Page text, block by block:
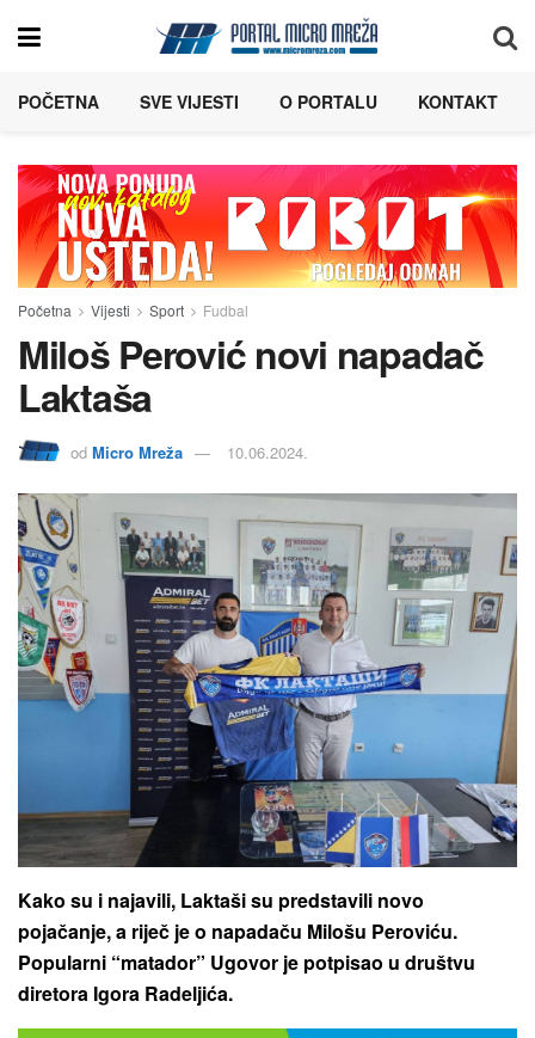
POČETNA SVE VIJESTI O PORTALU KONTAKT
Početna Vijesti Sport Fudbal
Miloš Perović novi napadač
Laktaša
od Micro Mreža 10.06.2024.
Kako su i najavili, Laktaši su predstavili novo
pojačanje, a riječ je o napadaču Milošu Peroviću.
Popularni “matador” Ugovor je potpisao u društvu
diretora Igora Radeljića.